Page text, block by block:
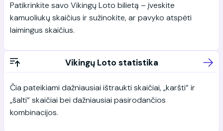
Patikrinkite savo Vikingų Loto bilietą – įveskite
kamuoliukų skaičius ir sužinokite, ar pavyko atspėti
laimingus skaičius.
Vikingų Loto statistika
Čia pateikiami dažniausiai ištraukti skaičiai, „karšti“ ir
„šalti“ skaičiai bei dažniausiai pasirodančios
kombinacijos.